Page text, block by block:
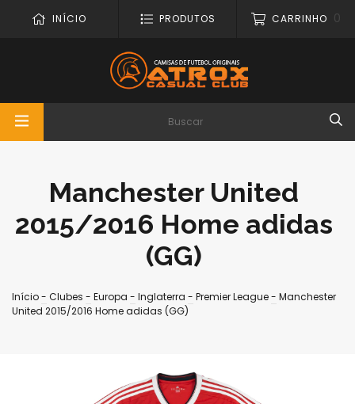
INÍCIO PRODUTOS CARRINHO 0
Manchester United
2015/2016 Home adidas
(GG)
Início- Clubes - Europa - Inglaterra - Premier League- Manchester
United 2015/2016 Home adidas (GG)